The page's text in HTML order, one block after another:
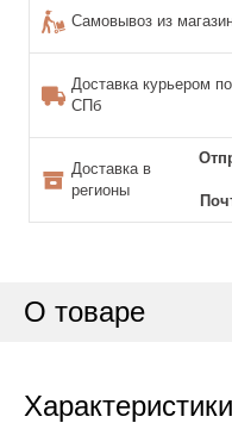
Самовывоз из
Доставка курьером по
СПб
Доставка в
регионы
О товаре
Характеристики